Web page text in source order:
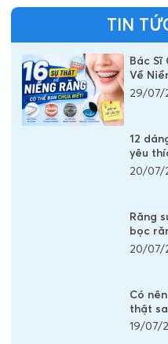
Niềng răng Invisalign
Răng hô và khấp